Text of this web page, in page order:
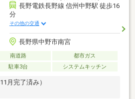
長野電鉄長野線 信州中野駅 徒歩16
分
その他の交通
長野県中野市南宮
南道路
都市ガス
駐車3台 システムキッチン
月完了済み）